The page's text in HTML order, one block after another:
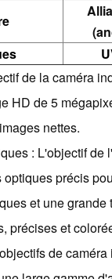
de la caméra
HD de 5
nettes.
: L'objectif de
précis
et une grande
précises et
de